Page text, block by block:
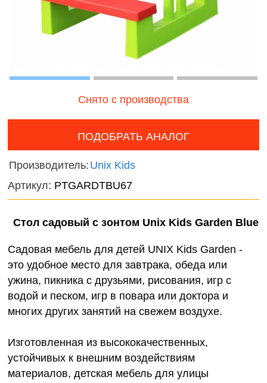
Дикие
Змеи,
и
девочек
Фермерские
заботы
Снято с производства
ПОДОБРАТЬ АНАЛОГ
Производитель: Unix Kids
Артикул: PTGARDTBU67
Стол садовый с зонтом Unix Kids Garden Blue
Садовая мебель для детей UNIX Kids Garden -
это удобное место для завтрака, обеда или
ужина, пикника с друзьями, рисования, игр с
водой и песком, игр в повара или доктора и
многих других занятий на свежем воздухе.
Изготовленная из высококачественных,
устойчивых к внешним воздействиям
материалов, детская мебель для улицы